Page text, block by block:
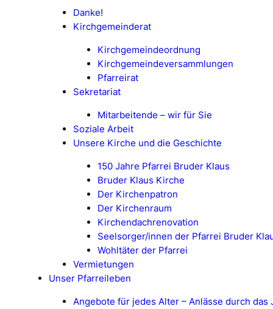
Danke!
Kirchgemeinderat
Kirchgemeindeordnung
Kirchgemeindeversammlungen
Pfarreirat
Sekretariat
Mitarbeitende – wir für Sie
Soziale Arbeit
Unsere Kirche und die Geschichte
150 Jahre Pfarrei Bruder Klaus
Bruder Klaus Kirche
Der Kirchenpatron
Der Kirchenraum
Kirchendachrenovation
Seelsorger/innen der Pfarrei Bruder
Wohltäter der Pfarrei
Vermietungen
Unser Pfarreileben
Angebote für jedes Alter – Anlässe durch das